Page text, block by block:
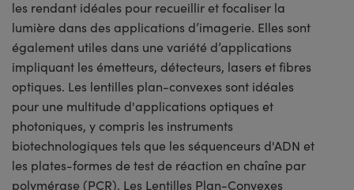
les rendant idéales pour recueillir et focaliser la
lumière dans des applications d’imagerie. Elles sont
également utiles dans une variété d’applications
impliquant les émetteurs, détecteurs, lasers et fibres
optiques. Les lentilles plan-convexes sont idéales
pour une multitude d'applications optiques et
photoniques, y compris les instruments
biotechnologiques tels que les séquenceurs d'ADN et
les plates-formes de test de réaction en chaîne par
polymérase (PCR). Les Lentilles Plan-Convexes